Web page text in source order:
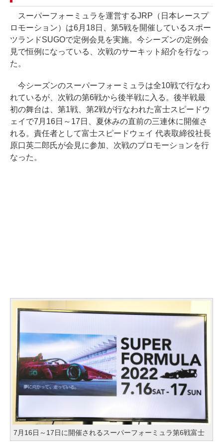
スーパーフォーミュラを運営するJRP（日本レースプ
ロモーション）は6月18日、第5戦を開催しているスポー
ツランドSUGOで定例会見を実施。今シーズンの定例会
見で恒例になっている、次戦のサーキット紹介を行なっ
た。
今シーズンのスーパーフォーミュラは全10戦で行なわ
れているが、次戦の第6戦から後半戦に入る。後半戦最
初の舞台は、第1戦、第2戦が行なわれた富士スピードウ
ェイで7月16日～17日、夏休みの直前の三連休に開催さ
れる。責任者として富士スピードウェイ 代表取締役社長
原口英二郎氏が会見に参加、次戦のプロモーションを行
なった。
7月16日～17日に開催されるスーパーフォーミュラ第6戦富士